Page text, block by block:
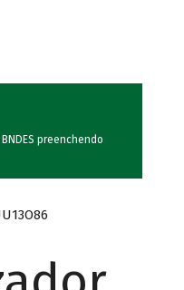
preenchendo